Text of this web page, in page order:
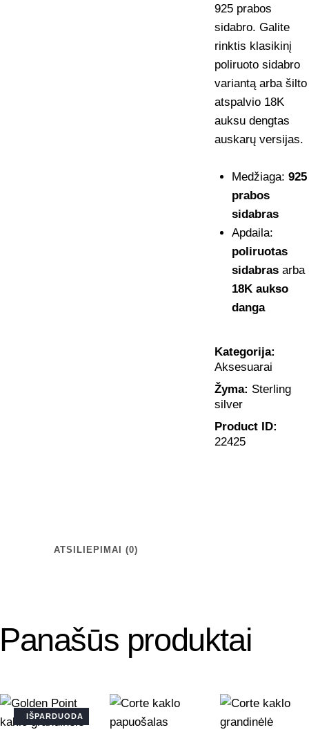
925 prabos
sidabro. Galite
rinktis klasikinį
poliruoto sidabro
variantą arba šilto
atspalvio 18K
auksu dengtas
auskarų versijas.
Medžiaga:925
prabos
sidabras
Apdaila:
poliruotas
sidabras arba
18K aukso
danga
Kategorija:
Aksesuarai
Žyma: Sterling
silver
Product ID:
22425
ATSILIEPIMAI (0)
Panašūs produktai
IŠPARDUODA